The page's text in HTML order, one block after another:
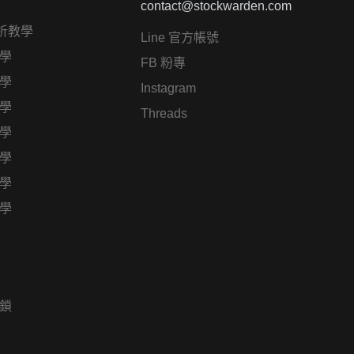
教學
contact@stockwarden.com
Line 官方帳號
FB 粉專
Instagram
Threads